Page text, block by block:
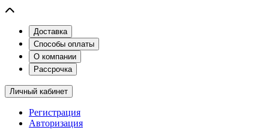
Доставка
Способы оплаты
О компании
Рассрочка
Личный кабинет
Регистрация
Авторизация